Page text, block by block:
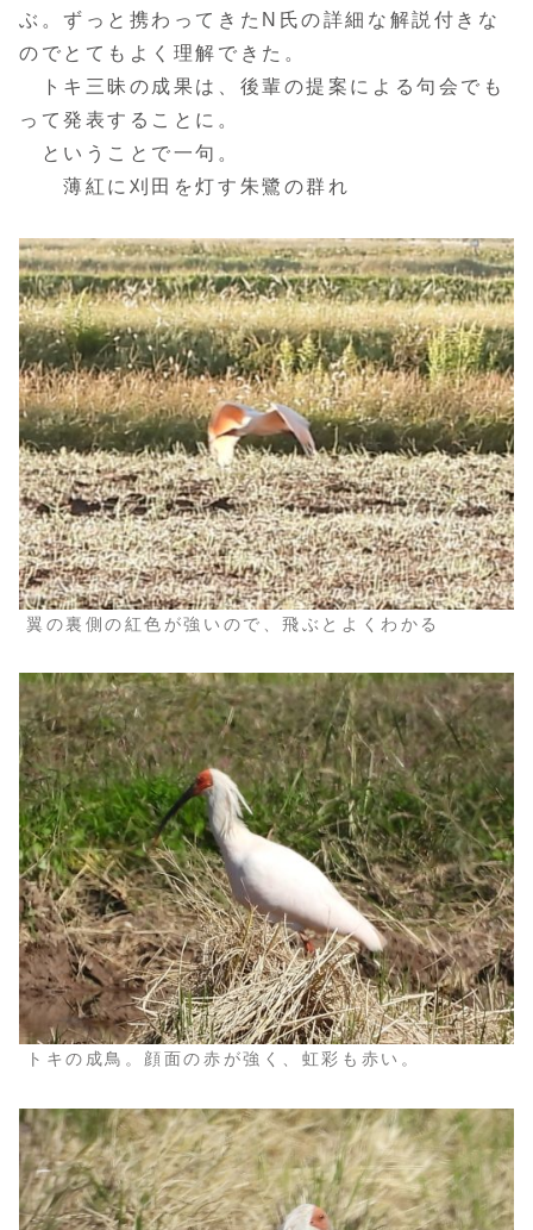
ぶ。ずっと携わってきたN氏の詳細な解説付きな
のでとてもよく理解できた。
トキ三昧の成果は、後輩の提案による句会でも
って発表することに。
ということで一句。
薄紅に刈田を灯す朱鷺の群れ
翼の裏側の紅色が強いので、飛ぶとよくわかる
トキの成鳥。顔面の赤が強く、虹彩も赤い。